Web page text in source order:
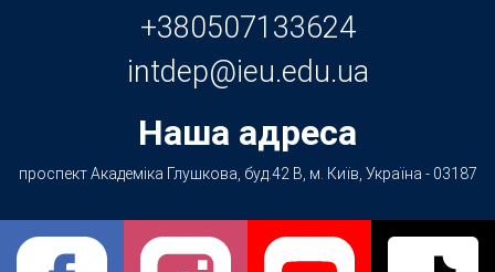
+380507133624
Наша адреса
проспект Академіка Глушкова, буд.42 В, м. Київ, Україна - 03187